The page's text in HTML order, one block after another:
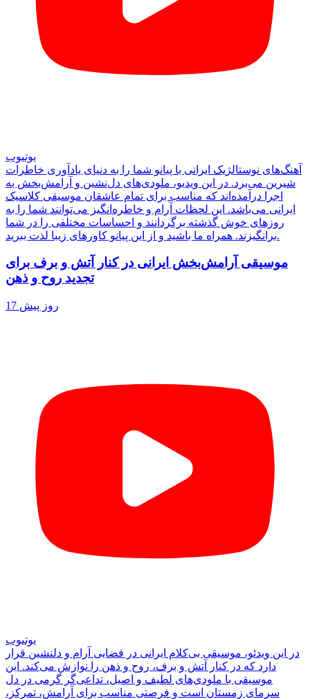
یوتیوب
آهنگ‌های نوستالژیک ایرانی با پیانو شما را به دنیای یادآوری خاطرات
شیرین می‌برد. در این ویدیو، ملودی‌های دل‌نشین و آرامش‌بخش به
اجرا درآمده‌اند که مناسب برای تمام عاشقان موسیقی کلاسیک
ایرانی می‌باشد. این لحظات آرام و خاطره‌انگیز می‌توانند شما را به
روزهای خوش گذشته برگردانند و احساسات مختلفی را در شما
برانگیزند. همراه ما باشید و از این پیانو کاورهای زیبا لذت ببرید.
موسیقی آرامش‌بخش ایرانی در کنار آتش و برف‌ برای
تجدید روح و ذهن
17 روز پیش
یوتیوب
در این ویدئو، موسیقی بی‌کلام ایرانی در فضایی آرام و دلنشین قرار
دارد که در کنار آتش و برف، روح و ذهن را نوازش می‌کند. این
موسیقی با ملودی‌های لطیف و اصیل، تداعی‌گر گرمی در دل
سرمای زمستان است و فرصتی مناسب برای آرامش، تمرکز،